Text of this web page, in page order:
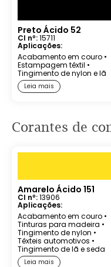
Preto Ácido 52
CI nº:15711
Aplicações:
Acabamento em couro •
Estampagem têxtil •
Tingimento de nylon e lã
Leia mais
Corantes de
Amarelo Ácido 151
CI nº:13906
Aplicações:
Acabamento em couro •
Tinturas para madeira •
Tingimento de nylon •
Têxteis automotivos •
Tingimento de lã e seda
Leia mais